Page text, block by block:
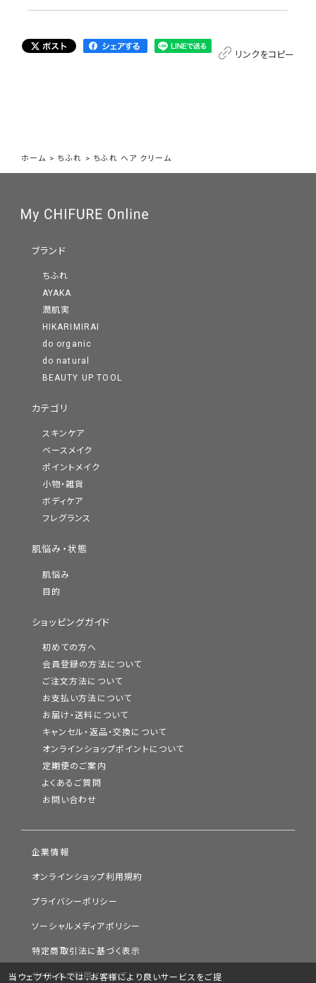
リンクをコピー
ホーム > ちふれ > ちふれ ヘア クリーム
ブランド
ちふれ
AYAKA
潤肌実
HIKARIMIRAI
do organic
do natural
BEAUTY UP TOOL
カテゴリ
スキンケア
ベースメイク
ポイントメイク
小物・雑貨
ボディケア
フレグランス
肌悩み・状態
肌悩み
目的
ショッピングガイド
初めての方へ
会員登録の方法について
ご注文方法について
お支払い方法について
お届け・送料について
キャンセル・返品・交換について
オンラインショップポイントについて
定期便のご案内
よくあるご質問
お問い合わせ
企業情報
オンラインショップ利用規約
プライバシーポリシー
ソーシャルメディアポリシー
特定商取引法に基づく表示
サイトのご利用について
当ウェブサイトでは、お客様により良いサービスをご提